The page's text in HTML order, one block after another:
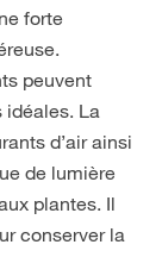
forte
peuvent
idéales. La
d’air ainsi
de lumière
plantes. Il
conserver la